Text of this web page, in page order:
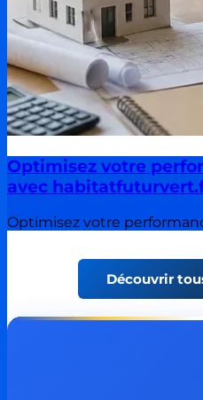
Optimisez votre
avec
Optimisez votre
Découvrir